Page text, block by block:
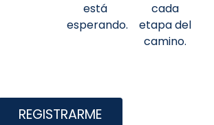
está
esperando.
cada
etapa del
camino.
REGISTRARME